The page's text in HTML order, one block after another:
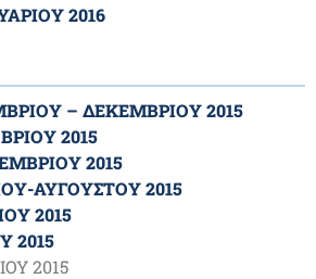
2016
– ΔΕΚΕΜΒΡΙΟΥ 2015
2015
2015
ΑΥΓΟΥΣΤΟΥ 2015
2015
2015
2015